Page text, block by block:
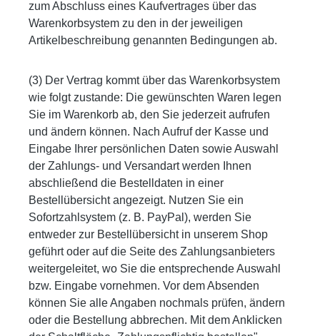
zum Abschluss eines Kaufvertrages über das
Warenkorbsystem zu den in der jeweiligen
Artikelbeschreibung genannten Bedingungen ab.
(3) Der Vertrag kommt über das Warenkorbsystem
wie folgt zustande: Die gewünschten Waren legen
Sie im Warenkorb ab, den Sie jederzeit aufrufen
und ändern können. Nach Aufruf der Kasse und
Eingabe Ihrer persönlichen Daten sowie Auswahl
der Zahlungs- und Versandart werden Ihnen
abschließend die Bestelldaten in einer
Bestellübersicht angezeigt. Nutzen Sie ein
Sofortzahlsystem (z. B. PayPal), werden Sie
entweder zur Bestellübersicht in unserem Shop
geführt oder auf die Seite des Zahlungsanbieters
weitergeleitet, wo Sie die entsprechende Auswahl
bzw. Eingabe vornehmen. Vor dem Absenden
können Sie alle Angaben nochmals prüfen, ändern
oder die Bestellung abbrechen. Mit dem Anklicken